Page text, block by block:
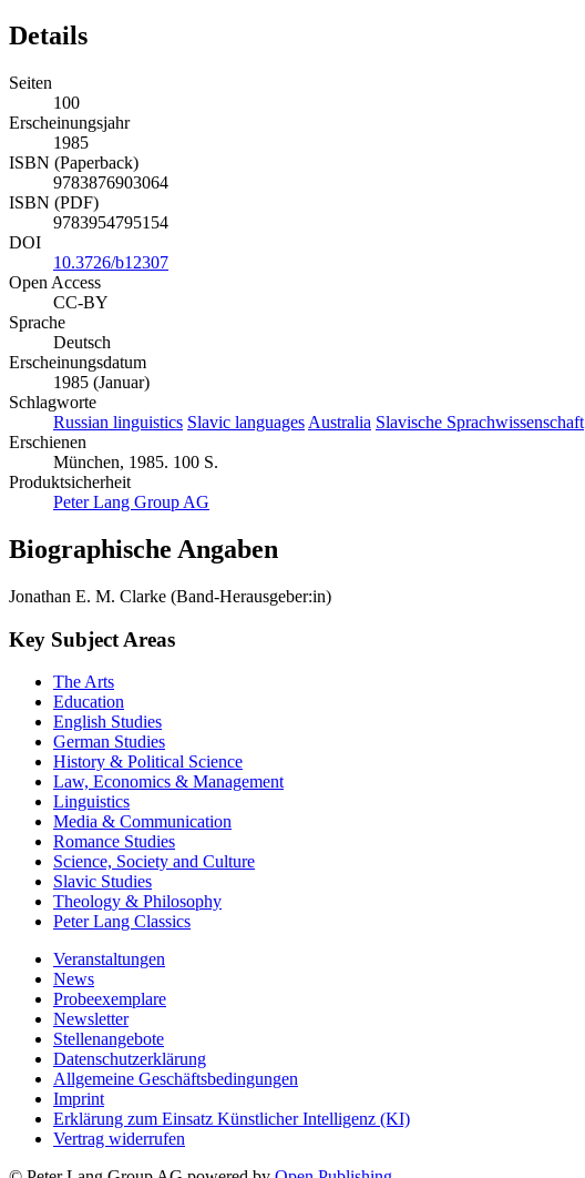
Details
Seiten
100
Erscheinungsjahr
1985
ISBN (Paperback)
9783876903064
ISBN (PDF)
9783954795154
DOI
10.3726/b12307
Open Access
CC-BY
Sprache
Deutsch
Erscheinungsdatum
1985 (Januar)
Schlagworte
Russian linguistics Slavic languages Australia Slavische Sprachwissenschaft
Erschienen
München, 1985. 100 S.
Produktsicherheit
Peter Lang Group AG
Biographische Angaben
Jonathan E. M. Clarke (Band-Herausgeber:in)
Key Subject Areas
The Arts
Education
English Studies
German Studies
History & Political Science
Law, Economics & Management
Linguistics
Media & Communication
Romance Studies
Science, Society and Culture
Slavic Studies
Theology & Philosophy
Peter Lang Classics
Veranstaltungen
News
Probeexemplare
Newsletter
Stellenangebote
Datenschutzerklärung
Allgemeine Geschäftsbedingungen
Imprint
Erklärung zum Einsatz Künstlicher Intelligenz (KI)
Vertrag widerrufen